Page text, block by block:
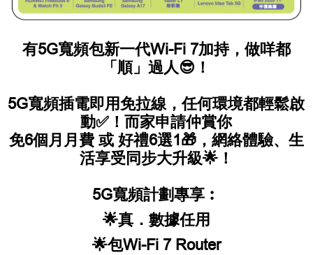
有5G寬頻包新一代Wi-Fi 7加持，做咩都
「順」過人😎！
5G寬頻插電即用免拉線，任何環境都輕鬆啟
動✅！而家申請仲賞你
免6個月月費 或 好禮6選1🎁，網絡體驗、生
活享受同步大升級🌟！
5G寬頻計劃專享︰
🌟真．數據任用
🌟包Wi-Fi 7Router